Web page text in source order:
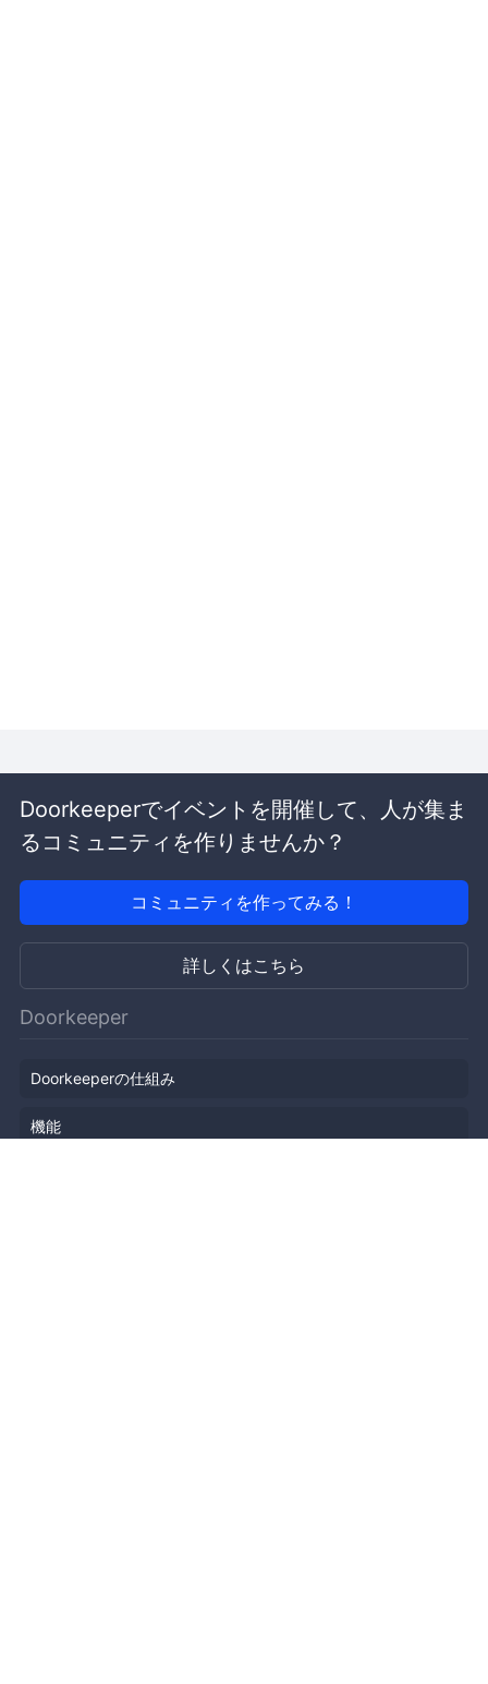
Doorkeeperでイベントを開催して、人が集ま
るコミュニティを作りませんか？
コミュニティを作ってみる！
詳しくはこちら
Doorkeeper
Doorkeeperの仕組み
機能